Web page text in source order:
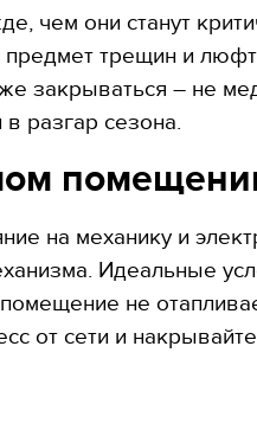
чем они станут
трещин и
закрываться – не
разгар сезона.
на механику и
Идеальные
не
от сети и